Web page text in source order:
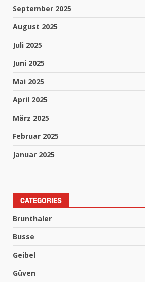
September 2025
August 2025
Juli 2025
Juni 2025
Mai 2025
April 2025
März 2025
Februar 2025
Januar 2025
CATEGORIES
Brunthaler
Busse
Geibel
Güven